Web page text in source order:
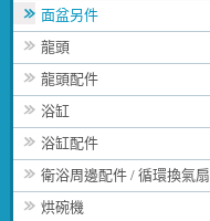
面盆另件
龍頭
龍頭配件
浴缸
浴缸配件
衛浴周邊配件 / 循環換氣扇
烘碗機